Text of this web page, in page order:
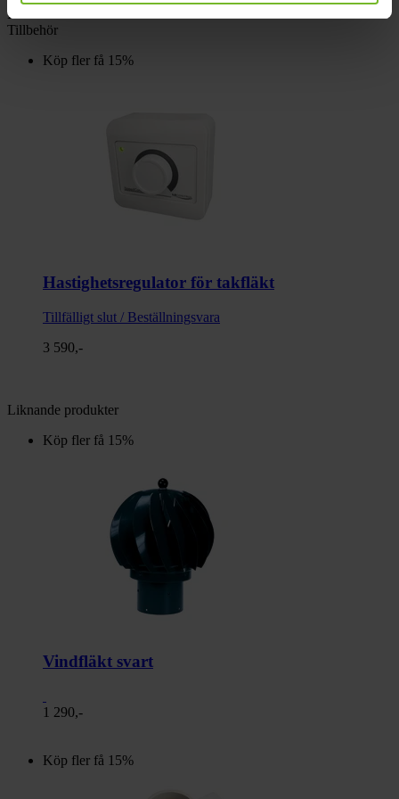
Recensioner
Tillbehör
Köp fler få 15%
Hastighetsregulator för takfläkt
Tillfälligt slut / Beställningsvara
3 590,-
Liknande produkter
Köp fler få 15%
Vindfläkt svart
1 290,-
Köp fler få 15%